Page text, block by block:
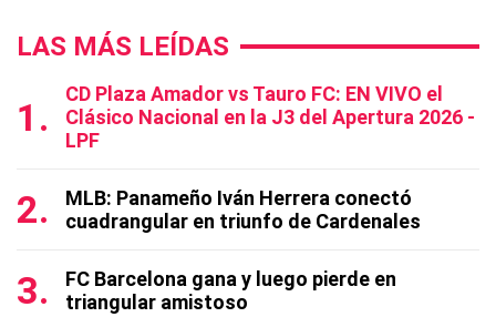
LAS MÁS LEÍDAS
CD Plaza Amador vs Tauro FC: EN VIVO el
Clásico Nacional en la J3 del Apertura 2026 -
LPF
MLB: Panameño Iván Herrera conectó
cuadrangular en triunfo de Cardenales
FC Barcelona gana y luego pierde en
triangular amistoso